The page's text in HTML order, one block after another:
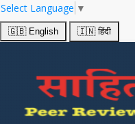
Select Language ▼
🇬🇧 English 🇮🇳 हिंदी